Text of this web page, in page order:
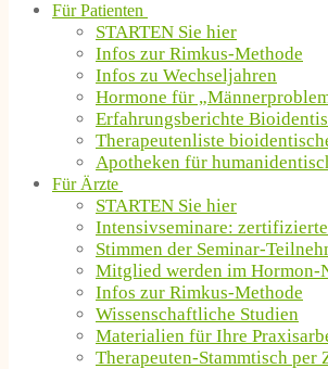
Für Patienten
STARTEN Sie hier
Infos zur Rimkus-Methode
Infos zu Wechseljahren
Hormone für
Erfahrungsberichte
Therapeutenliste
Apotheken für
Für Ärzte
STARTEN Sie hier
Intensivseminare:
Stimmen der Seminar-
Mitglied werden im Hormon-
Infos zur Rimkus-Methode
Wissenschaftliche Studien
Materialien für Ihre
Therapeuten-Stammtisch per